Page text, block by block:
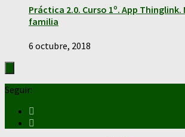
Práctica 2.0. Curso 1º. App Thinglink.
familia
6 octubre, 2018
Seguir: